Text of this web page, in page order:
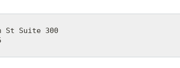
St Suite 300